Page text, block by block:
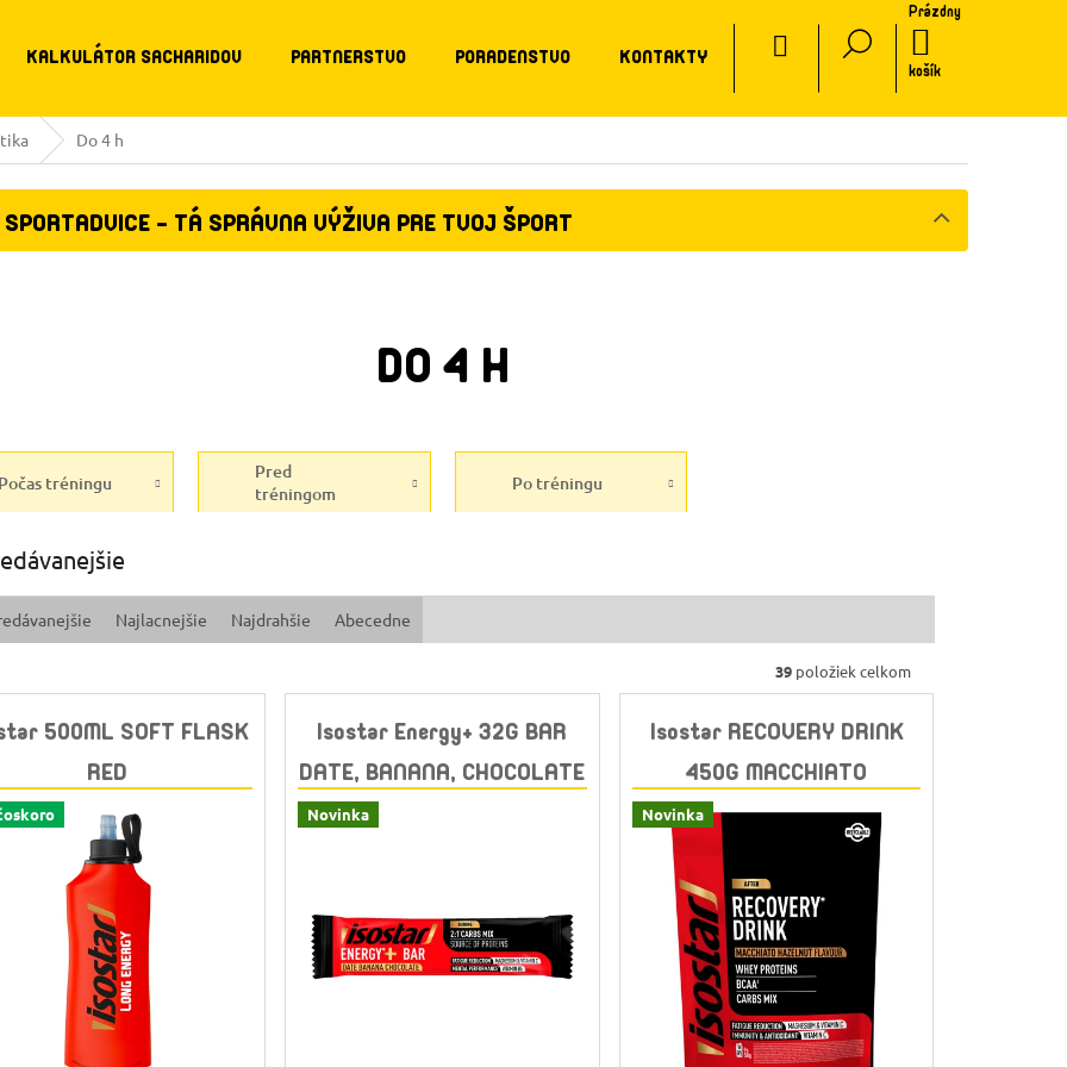
KALKULÁTOR SACHARIDOV PARTNERSTVO PORADENSTVO KONTAKTY
Prázdny
košík
Do 4 h
SPORTADVICE - TÁ SPRÁVNA VÝŽIVA PRE TVOJ ŠPORT
DO 4 H
Počas tréningu
Pred
tréningom
Po tréningu
Najlacnejšie Najdrahšie Abecedne
39položiek celkom
500ML SOFT FLASK
RED
Isostar Energy+ 32G BAR
DATE, BANANA, CHOCOLATE
Novinka
Isostar RECOVERY DRINK
450G MACCHIATO
HAZELNUT
Novinka